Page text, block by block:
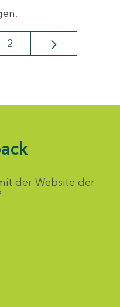
Seite
2
der Website der
auswählen